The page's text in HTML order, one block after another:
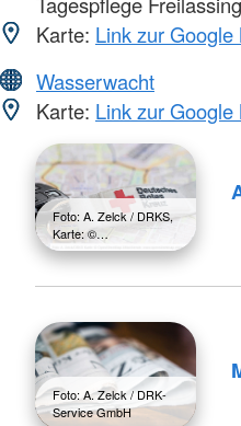
Karte: Link zur
Wasserwacht
Karte: Link zur
Foto: A. Zelck / DRKS,
Karte: ©…
Foto: A. Zelck / DRK-
Service GmbH